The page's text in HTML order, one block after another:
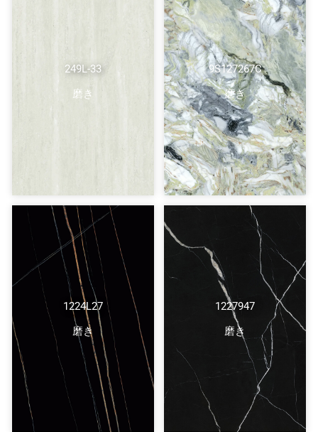
249L-33
磨き
9S127267C
磨き
1224L27
磨き
1227947
磨き